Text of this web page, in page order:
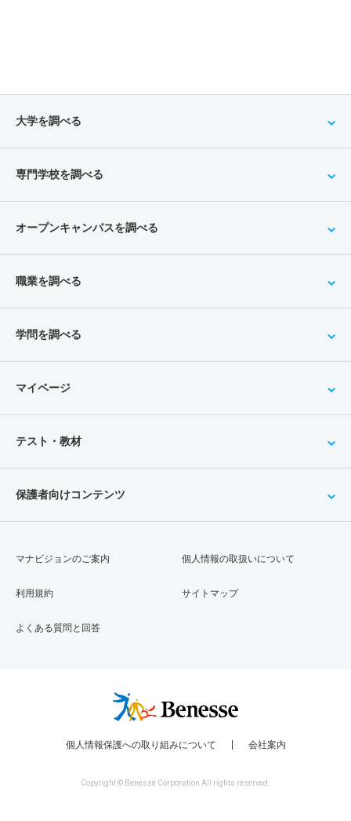
大学を調べる
専門学校を調べる
オープンキャンパスを調べる
職業を調べる
学問を調べる
マイページ
テスト・教材
保護者向けコンテンツ
マナビジョンのご案内
利用規約
よくある質問と回答
個人情報の取扱いについて
サイトマップ
個人情報保護への取り組みについて 会社案内
Copyright © Benesse Corporation All rights reserved.